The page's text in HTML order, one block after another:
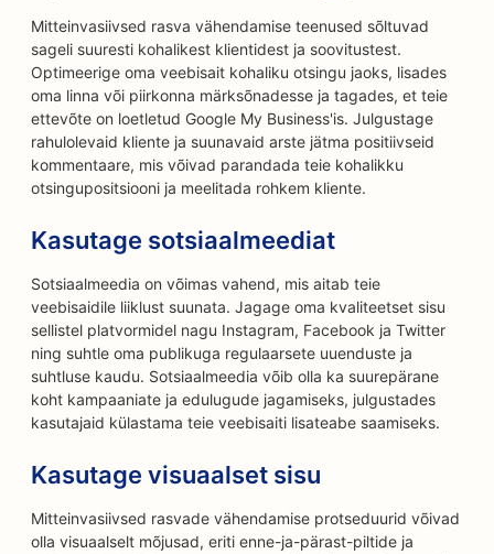
Mitteinvasiivsed rasva vähendamise teenused sõltuvad
sageli suuresti kohalikest klientidest ja soovitustest.
Optimeerige oma veebisait kohaliku otsingu jaoks, lisades
oma linna või piirkonna märksõnadesse ja tagades, et teie
ettevõte on loetletud Google My Business'is. Julgustage
rahulolevaid kliente ja suunavaid arste jätma positiivseid
kommentaare, mis võivad parandada teie kohalikku
otsingupositsiooni ja meelitada rohkem kliente.
Kasutage sotsiaalmeediat
Sotsiaalmeedia on võimas vahend, mis aitab teie
veebisaidile liiklust suunata. Jagage oma kvaliteetset sisu
sellistel platvormidel nagu Instagram, Facebook ja Twitter
ning suhtle oma publikuga regulaarsete uuenduste ja
suhtluse kaudu. Sotsiaalmeedia võib olla ka suurepärane
koht kampaaniate ja edulugude jagamiseks, julgustades
kasutajaid külastama teie veebisaiti lisateabe saamiseks.
Kasutage visuaalset sisu
Mitteinvasiivsed rasvade vähendamise protseduurid võivad
olla visuaalselt mõjusad, eriti enne-ja-pärast-piltide ja